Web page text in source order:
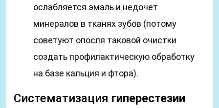
ослабляется эмаль и недочет
минералов в тканях зубов (потому
советуют опосля таковой очистки
создать профилактическую обработку
на базе кальция и фтора).
Систематизация гиперестезии